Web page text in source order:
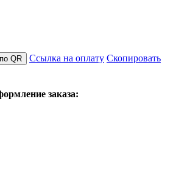
QR Ссылка на оплату Скопировать
заказа: